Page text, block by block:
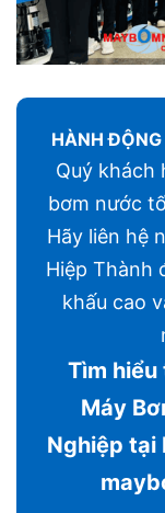
HÀNH
Quý khách
bơm nước
Hãy liên hệ
Hiệp Thành
khấu cao
Tìm
Máy
Nghiệp tại